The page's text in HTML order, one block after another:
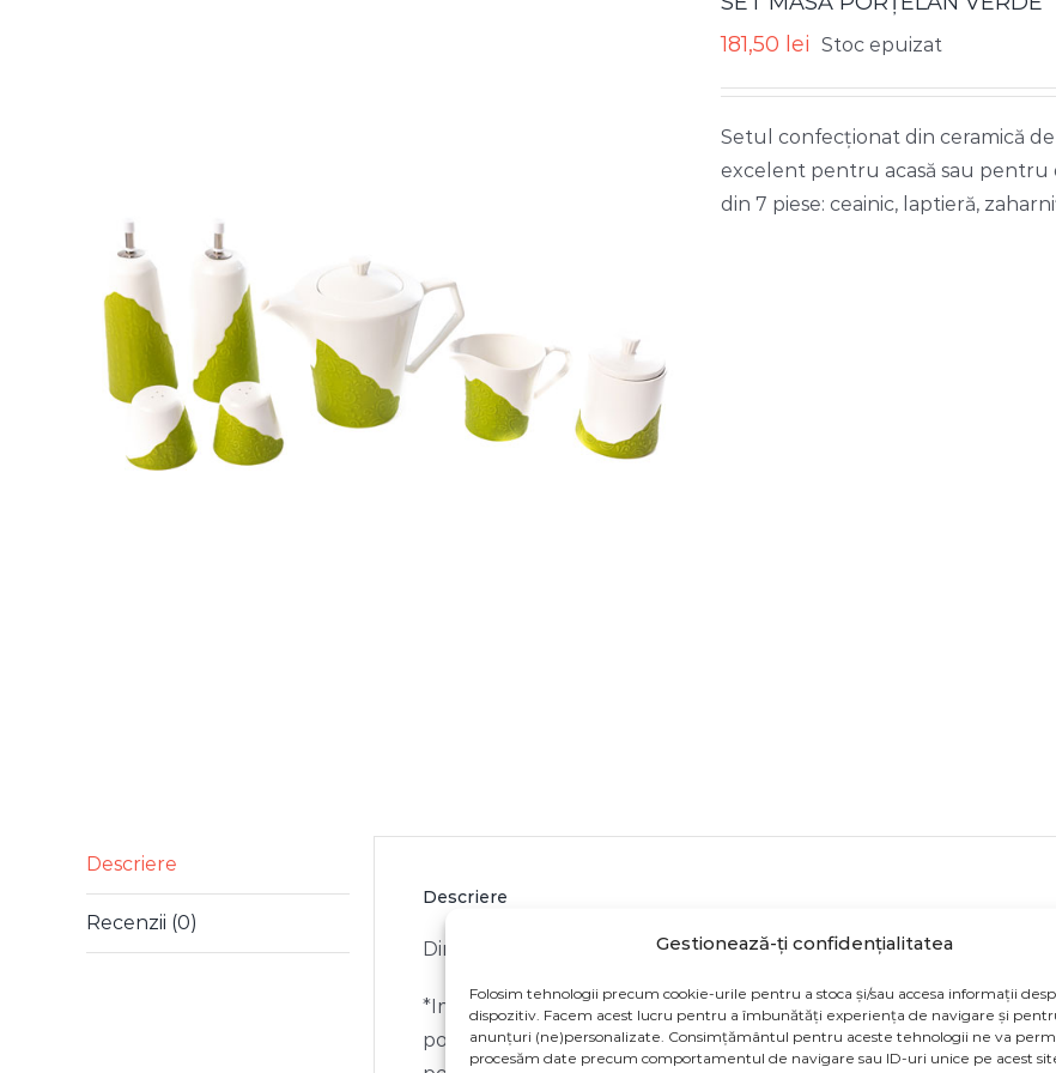
Gestionează-ți confidențialitatea
Folosim tehnologii precum cookie-urile pentru a stoca și/sau accesa informații
dispozitiv. Facem acest lucru pentru a îmbunătăți experiența de navigare și
anunțuri (ne)personalizate. Consimțământul pentru aceste tehnologii ne va
procesăm date precum comportamentul de navigare sau ID-uri unice pe acest
181,50 lei Stoc epuizat
Setul confecționat din ceramică
excelent pentru acasă sau pentru
din 7 piese: ceainic, laptieră,
Descriere
Recenzii (0)
Descriere
Dimensiune totală: 45 cm x 12 cm
*Imaginile produsului sunt cu titlu de prezentare și pot conține
posibilitatea ca specificațiile de culoare să fie afișate eronat în